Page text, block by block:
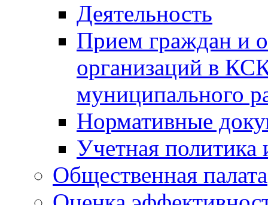
Деятельность
Прием граждан и
организаций в
муниципального
Нормативные
Учетная политика
Общественная палата